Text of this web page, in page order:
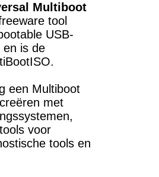
Multiboot
tool
USB-
en is de
een Multiboot
met
voor
tools en